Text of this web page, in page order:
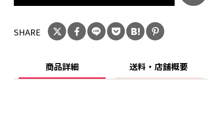
SHARE
商品詳細 送料・店舗概要